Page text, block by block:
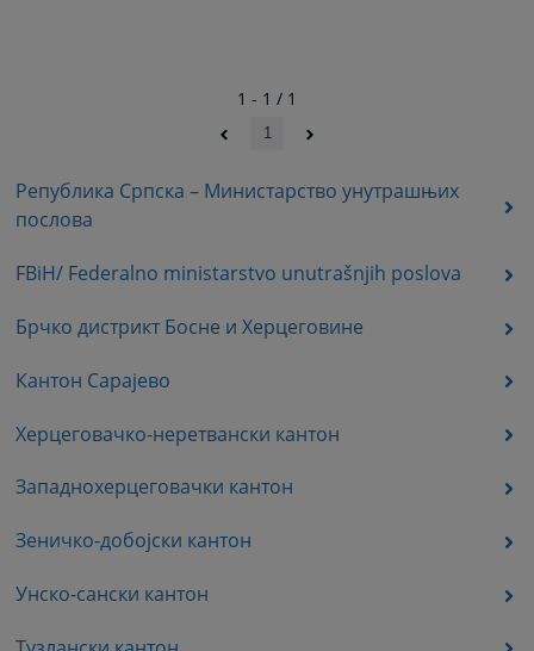
Република Српска – Министарство унутрашњих
послова
FBiH/ Federalno ministarstvo unutrašnjih poslova
Брчко дистрикт Босне и Херцеговине
Кантон Сарајево
Херцеговачко-неретвански кантон
Западнохерцеговачки кантон
Зеничко-добојски кантон
Унско-сански кантон
1 - 1 / 1
1